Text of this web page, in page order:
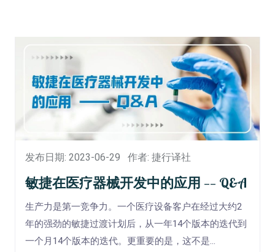
发布日期: 2023-06-29 作者: 捷行译社
敏捷在医疗器械开发中的应用 —— Q&A
生产力是第一竞争力。一个医疗设备客户在经过大约2
年的强劲的敏捷过渡计划后，从一年14个版本的迭代到
一个月14个版本的迭代。更重要的是，这不是...